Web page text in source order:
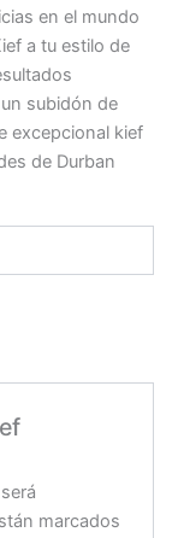
en el mundo
a tu estilo de
subidón de
excepcional kief
de Durban
marcados